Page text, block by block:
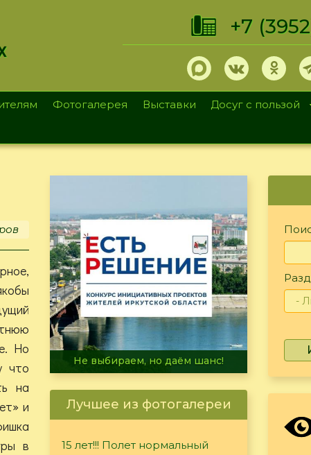
+7
Фотогалерея Выставки
Досуг с пользой
Но
что
на
и
в
В огне не горит, в воде не тонет
Лучшее из фотогалереи
15 лет!!! Полет нормальный